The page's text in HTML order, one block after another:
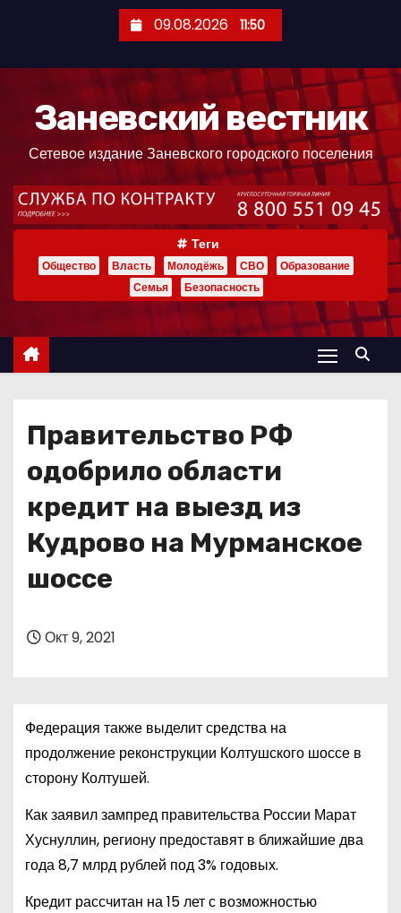
ж
09.08.2026 11:50
Заневский вестник
Сетевое издание Заневского городского поселения
Теги
Общество Власть Молодёжь СВО
Образование
Семья
Безопасность
Правительство РФ
одобрило области
кредит на выезд из
Кудрово на Мурманское
шоссе
Окт 9, 2021
Федерация также выделит средства на
продолжение реконструкции Колтушского шоссе в
сторону Колтушей.
Как заявил зампред правительства России Марат
Хуснуллин, региону предоставят в ближайшие два
года 8,7 млрд рублей под 3% годовых.
Кредит рассчитан на 15 лет с возможностью